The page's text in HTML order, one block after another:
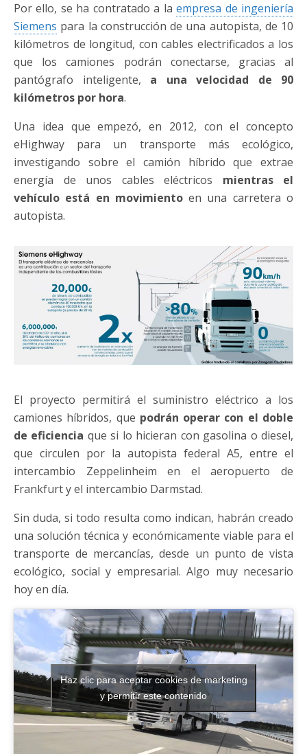
Por ello, se ha contratado a laempresa de ingeniería
Siemens para la construcción de una autopista, de 10
kilómetros de longitud, con cables electrificados a los
que los camiones podrán conectarse, gracias al
pantógrafo inteligente, a una velocidad de 90
kilómetros por hora.
Una idea que empezó, en 2012, con el concepto
eHighway para un transporte más ecológico,
investigando sobre el camión híbrido que extrae
energía de unos cables eléctricos mientras el
vehículo está en movimientoen una carretera o
autopista.
El proyecto permitirá el suministro eléctrico a los
camiones híbridos, que podrán operar con el doble
de eficiencia que si lo hicieran con gasolina o diesel,
que circulen por la autopista federal A5, entre el
intercambio Zeppelinheim en el aeropuerto de
Frankfurt y el intercambio Darmstad.
Sin duda, si todo resulta como indican, habrán creado
una solución técnica y económicamente viable para el
transporte de mercancías, desde un punto de vista
ecológico, social y empresarial. Algo muy necesario
hoy en día.
Haz clic para aceptar cookies de marketing
y permitir este contenido